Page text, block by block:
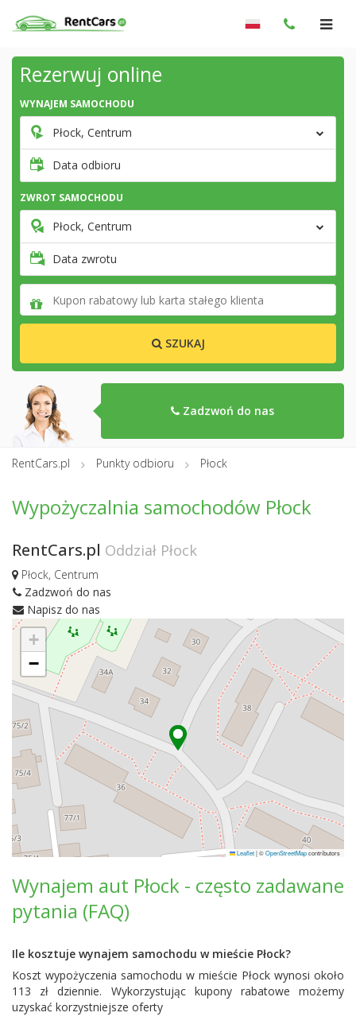
Rezerwuj online
WYNAJEM SAMOCHODU
Płock, Centrum
Data odbioru
ZWROT SAMOCHODU
Płock, Centrum
Data zwrotu
SZUKAJ
Zadzwoń do nas
RentCars.pl Punkty odbioru Płock
Wypożyczalnia samochodów Płock
RentCars.pl Oddział Płock
Płock, Centrum
Zadzwoń do nas
Napisz do nas
+
−
Leaflet|©OpenStreetMapcontributors
Wynajem aut Płock - często zadawane
pytania (FAQ)
Ile kosztuje wynajem samochodu w mieście Płock?
Koszt wypożyczenia samochodu w mieście Płock wynosi około
113 zł dziennie. Wykorzystując kupony rabatowe możemy
uzyskać korzystniejsze oferty